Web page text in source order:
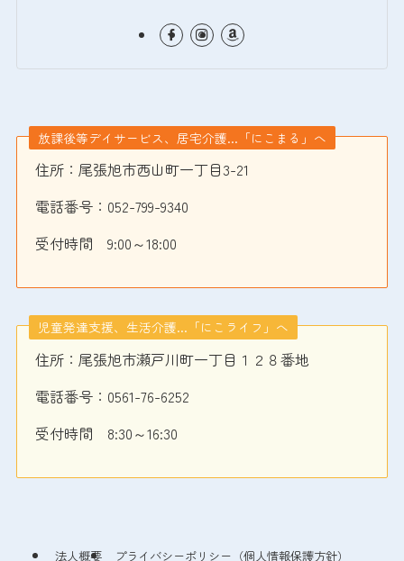
放課後等デイサービス、居宅介護…「にこまる」へ
住所：尾張旭市西山町一丁目3-21
電話番号： 052-799-9340
受付時間 9:00～18:00
児童発達支援、生活介護…「にこライフ」へ
住所：尾張旭市瀬戸川町一丁目１２８番地
電話番号： 0561-76-6252
受付時間 8:30～16:30
法人概要 プライバシーポリシー（個人情報保護方針）